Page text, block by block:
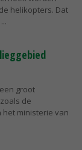
helikopters. Dat
groot
de
het ministerie van